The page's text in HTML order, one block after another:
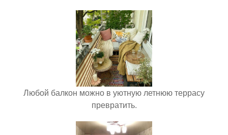
Любой балкон можно в уютную летнюю террасу
превратить.